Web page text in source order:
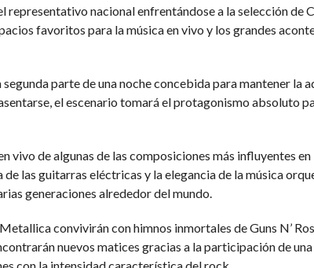
nacional enfrentándose a la selección de
favoritos para la música en vivo y los grandes
parte de una noche concebida para mantener la
el escenario tomará el protagonismo absoluto
vivo de algunas de las composiciones más influyentes
las guitarras eléctricas y la elegancia de la música
generaciones alrededor del mundo.
convivirán con himnos inmortales de Guns N’
nuevos matices gracias a la participación de